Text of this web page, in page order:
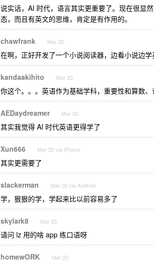
说实话，AI 时代，语言其实更重要了。现在很显
态，而且有英文的思维，肯定是有作用的。
chawfrank Mar 20
在啊，正好开发了一个小说阅读器，边看小说边学
kandaakihito Mar 20
你这个。。。英语作为基础学科，重要性和算数
AEDaydreamer Mar 20
其实我觉得 AI 时代英语更得学了
Xun666 Mar 20 via iPhone
其实更需要了
slackerman Mar 20 via Android
学，狠狠的学，学起来比以前容易多了
skylark8 Mar 20
请问 lz 用的啥 app 练口语呀
homewORK Mar 20